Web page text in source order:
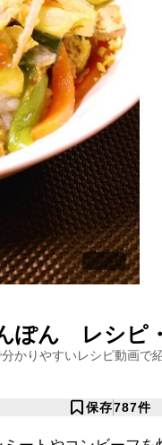
ぽん レシピ
かりやすいレシピ動画で
保存787件